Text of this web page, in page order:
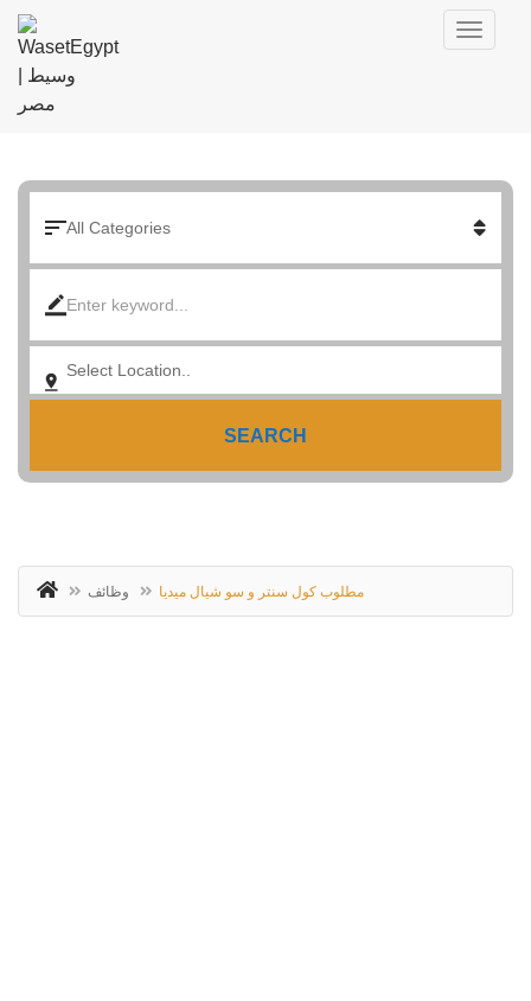
SEARCH
وظائف مطلوب كول سنتر و سو شيال ميديا